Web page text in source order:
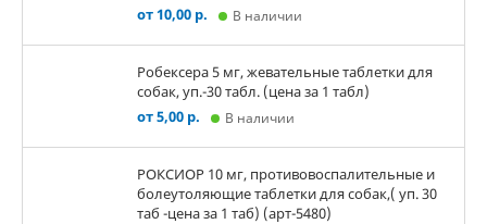
от 10,00 р.
В наличии
Робексера 5 мг, жевательные таблетки для
собак, уп.-30 табл. (цена за 1 табл)
от 5,00 р.
В наличии
РОКСИОР 10 мг, противовоспалительные и
болеутоляющие таблетки для собак,( уп. 30
таб -цена за 1 таб) (арт-5480)